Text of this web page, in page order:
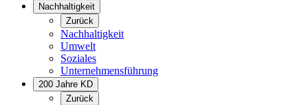
Nachhaltigkeit
Zurück
Nachhaltigkeit
Umwelt
Soziales
Unternehmens­führung
200 Jahre KD
Zurück